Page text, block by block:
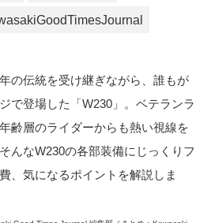
の伝統を受け継ぎながら、誰もが
で登場した「W230」。ベテランラ
齢層のライダーからも熱い視線を
んなW230の各部装備にじっくりフ
、気になるポイントを解説しま